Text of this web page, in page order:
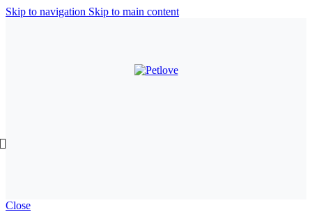
Skip to navigation Skip to main content
Close